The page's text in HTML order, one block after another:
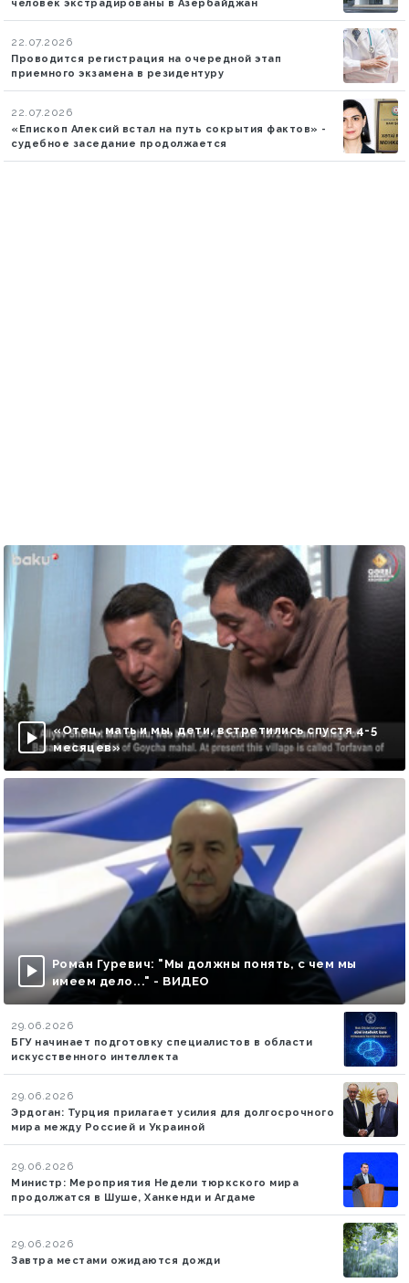
человек экстрадированы в Азербайджан
22.07.2026
Проводится регистрация на очередной этап
приемного экзамена в резидентуру
22.07.2026
«Епископ Алексий встал на путь сокрытия фактов» -
судебное заседание продолжается
«Отец, мать и мы, дети, встретились спустя 4-5
месяцев»
Роман Гуревич: "Мы должны понять, с чем мы
имеем дело..." - ВИДЕО
29.06.2026
БГУ начинает подготовку специалистов в области
искусственного интеллекта
29.06.2026
Эрдоган: Турция прилагает усилия для долгосрочного
мира между Россией и Украиной
29.06.2026
Министр: Мероприятия Недели тюркского мира
продолжатся в Шуше, Ханкенди и Агдаме
29.06.2026
Завтра местами ожидаются дожди